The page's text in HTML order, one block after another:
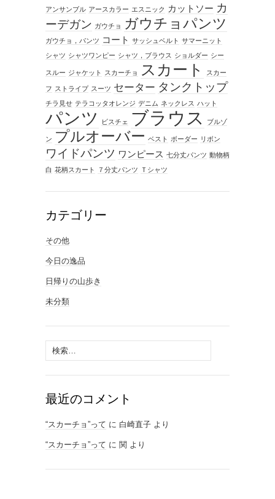
アンサンブル アースカラー エスニック カットソー カ
ーデガン ガウチョ ガウチョパンツ
ガウチョ，パンツ コート サッシュベルト サマーニット
シャツ シャツワンピー シャツ，ブラウス ショルダー シー
スルー ジャケット スカーチョ スカート スカー
フ ストライプ スーツ セーター タンクトップ
チラ見せ テラコッタオレンジ デニム ネックレス ハット
パンツ ビスチェ ブラウス ブルゾ
ン プルオーバー ベスト ボーダー リボン
ワイドパンツ ワンピース 七分丈パンツ 動物柄
白 花柄スカート ７分丈パンツ Ｔシャツ
カテゴリー
その他
今日の逸品
日帰りの山歩き
未分類
検
索:
最近のコメント
“スカーチョ”って に 白崎直子 より
“スカーチョ”って に 関 より